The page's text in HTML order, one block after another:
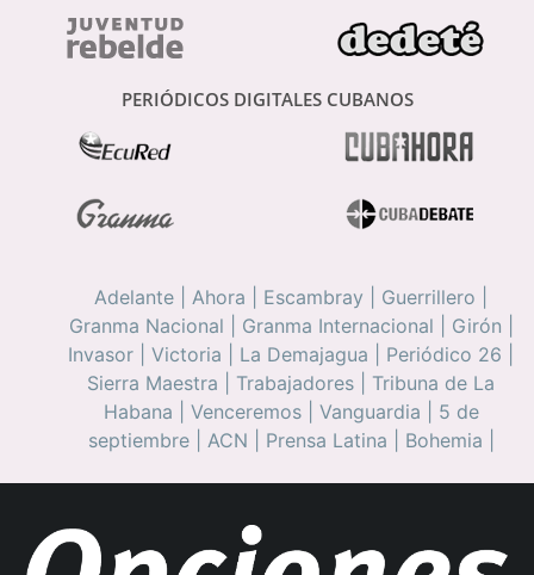
PERIÓDICOS DIGITALES CUBANOS
Adelante Ahora Escambray Guerrillero
Granma Nacional
Granma Internacional Girón
Invasor
Victoria La Demajagua Periódico 26
Sierra Maestra
Trabajadores
Tribuna de La
Habana
Venceremos| Vanguardia
5 de
septiembre| ACN Prensa Latina Bohemia